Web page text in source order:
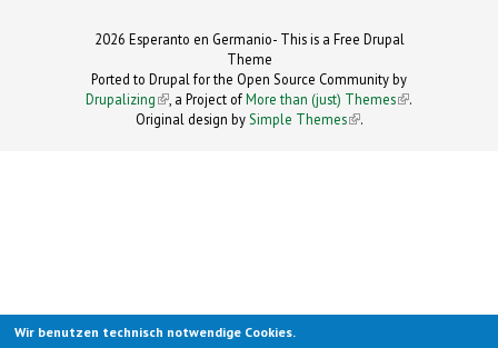
2026 Esperanto en Germanio- This is a Free Drupal
Theme
Ported to Drupal for the Open Source Community by
Drupalizing(link is external)
, a Project ofMore than (just) Themes (link is
.
Original design by Simple Themes
(link is
.
Wir benutzen technisch notwendige Cookies.